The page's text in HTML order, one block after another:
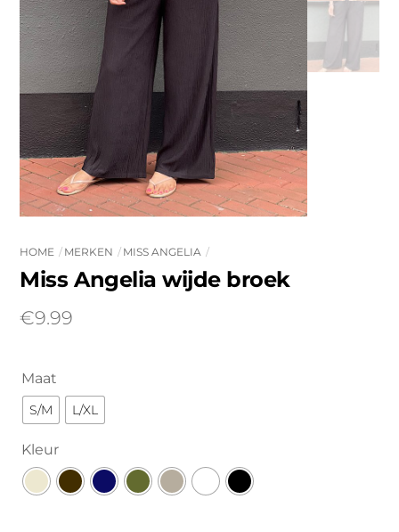
HOME MERKEN MISS ANGELIA
Miss Angelia wijde broek
€9.99
Maat
S/M L/XL
Kleur